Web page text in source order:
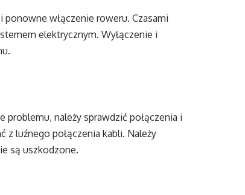
włączenie roweru. Czasami
elektrycznym. Wyłączenie i
problemu, należy sprawdzić połączenia i
luźnego połączenia kabli. Należy
są uszkodzone.